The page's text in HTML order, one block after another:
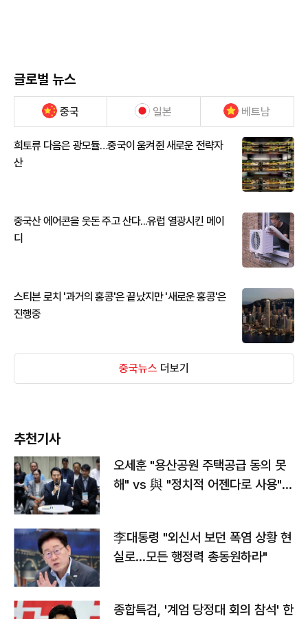
글로벌 뉴스
중국 일본 베트남
희토류 다음은 광모듈…중국이 움켜쥔 새로운 전략자
산
중국산 에어콘을 웃돈 주고 산다...유럽 열광시킨 메이
디
스티븐 로치 '과거의 홍콩'은 끝났지만 '새로운 홍콩'은
진행중
중국뉴스 더보기
추천기사
오세훈 "용산공원 주택공급 동의 못
해" vs 與 "정치적 어젠다로 사용"
李대통령 "외신서 보던 폭염 상황 현
실로…모든 행정력 총동원하라"
종합특검, '계엄 당정대 회의 참석' 한